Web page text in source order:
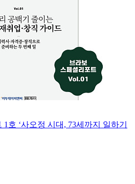
1호 ‘사오정 시대, 73세까지 일하기